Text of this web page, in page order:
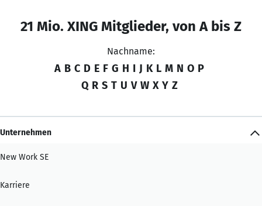
21 Mio. XING Mitglieder, von A bis Z
Nachname:
A B C D E F G H I J K L M N O P
Q R S T U V W X Y Z
Unternehmen
New Work SE
Karriere